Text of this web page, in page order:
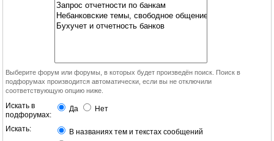
Выберите форум или форумы, в которых будет произведён поиск. Поиск в
подфорумах производится автоматически, если вы не отключили
соответствующую опцию ниже.
Искать в
подфорумах:
Да Нет
Искать:
В названиях тем и текстах сообщений